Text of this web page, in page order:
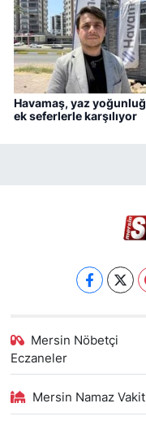
Havamaş, yaz
ek seferlerle karşılıyor
Mersin Nöbetçi
Eczaneler
Mersin Namaz